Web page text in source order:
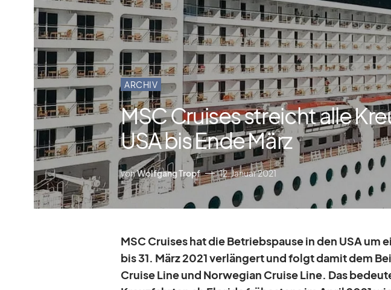
ARCHIV
MSC Cruises streicht alle
USA bis Ende März
vonWolfgang Tropf 12. Januar 2021
MSC Crui­ses hat die Be­triebs­pause in den USA um
bis 31. März 2021 ver­län­gert und folgt da­mit dem
Cruise Line und Nor­we­gian Cruise Line. Das